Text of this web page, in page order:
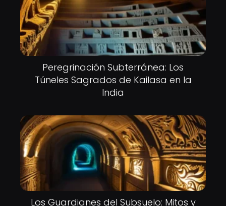
Peregrinación Subterránea: Los
Túneles Sagrados de Kailasa en la
India
Los Guardianes del Subsuelo: Mitos y